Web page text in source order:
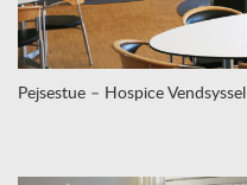
Pejsestue – Hospice Vendsyssel